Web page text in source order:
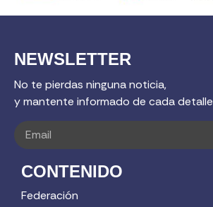
NEWSLETTER
No te pierdas ninguna noticia,
y mantente informado de cada detalle
CONTENIDO
Federación